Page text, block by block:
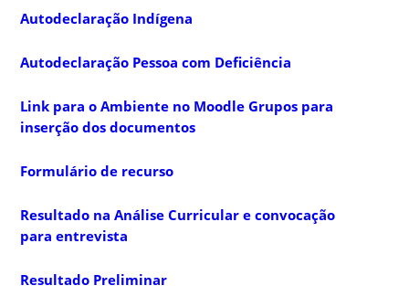
Autodeclaração Indígena
Autodeclaração Pessoa com Deficiência
Link para o Ambiente no Moodle Grupos para
inserção dos documentos
Formulário de recurso
Resultado na Análise Curricular e convocação
para entrevista
Resultado Preliminar